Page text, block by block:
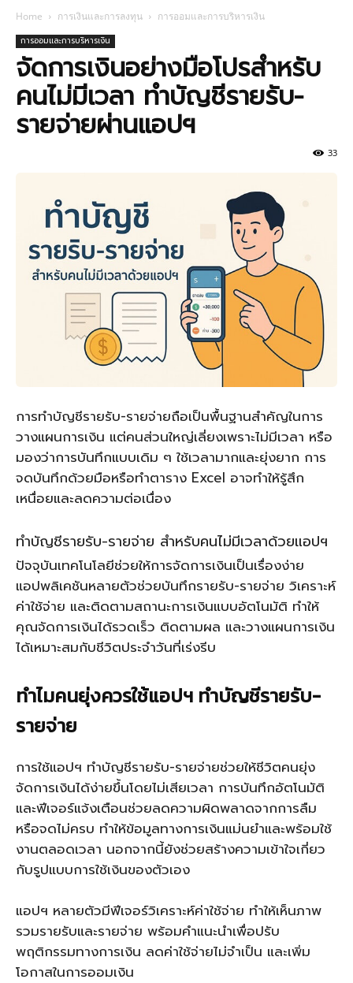
Home การเงินและการลงทุน การออมและการบริหารเงิน
การออมและการบริหารเงิน
จัดการเงินอย่างมือโปรสำหรับ
คนไม่มีเวลา ทำบัญชีรายรับ-
รายจ่ายผ่านแอปฯ
33
การทำบัญชีรายรับ-รายจ่ายถือเป็นพื้นฐานสำคัญในการ
วางแผนการเงิน แต่คนส่วนใหญ่เลี่ยงเพราะไม่มีเวลา หรือ
มองว่าการบันทึกแบบเดิม ๆ ใช้เวลามากและยุ่งยาก การ
จดบันทึกด้วยมือหรือทำตาราง Excel อาจทำให้รู้สึก
เหนื่อยและลดความต่อเนื่อง
ทำบัญชีรายรับ-รายจ่าย สำหรับคนไม่มีเวลาด้วยแอปฯ
ปัจจุบันเทคโนโลยีช่วยให้การจัดการเงินเป็นเรื่องง่าย
แอปพลิเคชันหลายตัวช่วยบันทึกรายรับ-รายจ่าย วิเคราะห์
ค่าใช้จ่าย และติดตามสถานะการเงินแบบอัตโนมัติ ทำให้
คุณจัดการเงินได้รวดเร็ว ติดตามผล และวางแผนการเงิน
ได้เหมาะสมกับชีวิตประจำวันที่เร่งรีบ
ทำไมคนยุ่งควรใช้แอปฯ ทำบัญชีรายรับ-
รายจ่าย
การใช้แอปฯ ทำบัญชีรายรับ-รายจ่ายช่วยให้ชีวิตคนยุ่ง
จัดการเงินได้ง่ายขึ้นโดยไม่เสียเวลา การบันทึกอัตโนมัติ
และฟีเจอร์แจ้งเตือนช่วยลดความผิดพลาดจากการลืม
หรือจดไม่ครบ ทำให้ข้อมูลทางการเงินแม่นยำและพร้อมใช้
งานตลอดเวลา นอกจากนี้ยังช่วยสร้างความเข้าใจเกี่ยว
กับรูปแบบการใช้เงินของตัวเอง
แอปฯ หลายตัวมีฟีเจอร์วิเคราะห์ค่าใช้จ่าย ทำให้เห็นภาพ
รวมรายรับและรายจ่าย พร้อมคำแนะนำเพื่อปรับ
พฤติกรรมทางการเงิน ลดค่าใช้จ่ายไม่จำเป็น และเพิ่ม
โอกาสในการออมเงิน